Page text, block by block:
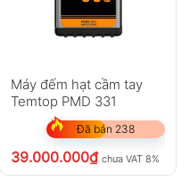
Máy đếm hạt cầm tay
Temtop PMD 331
Đã bán 238
39.000.000₫ chưa VAT 8%